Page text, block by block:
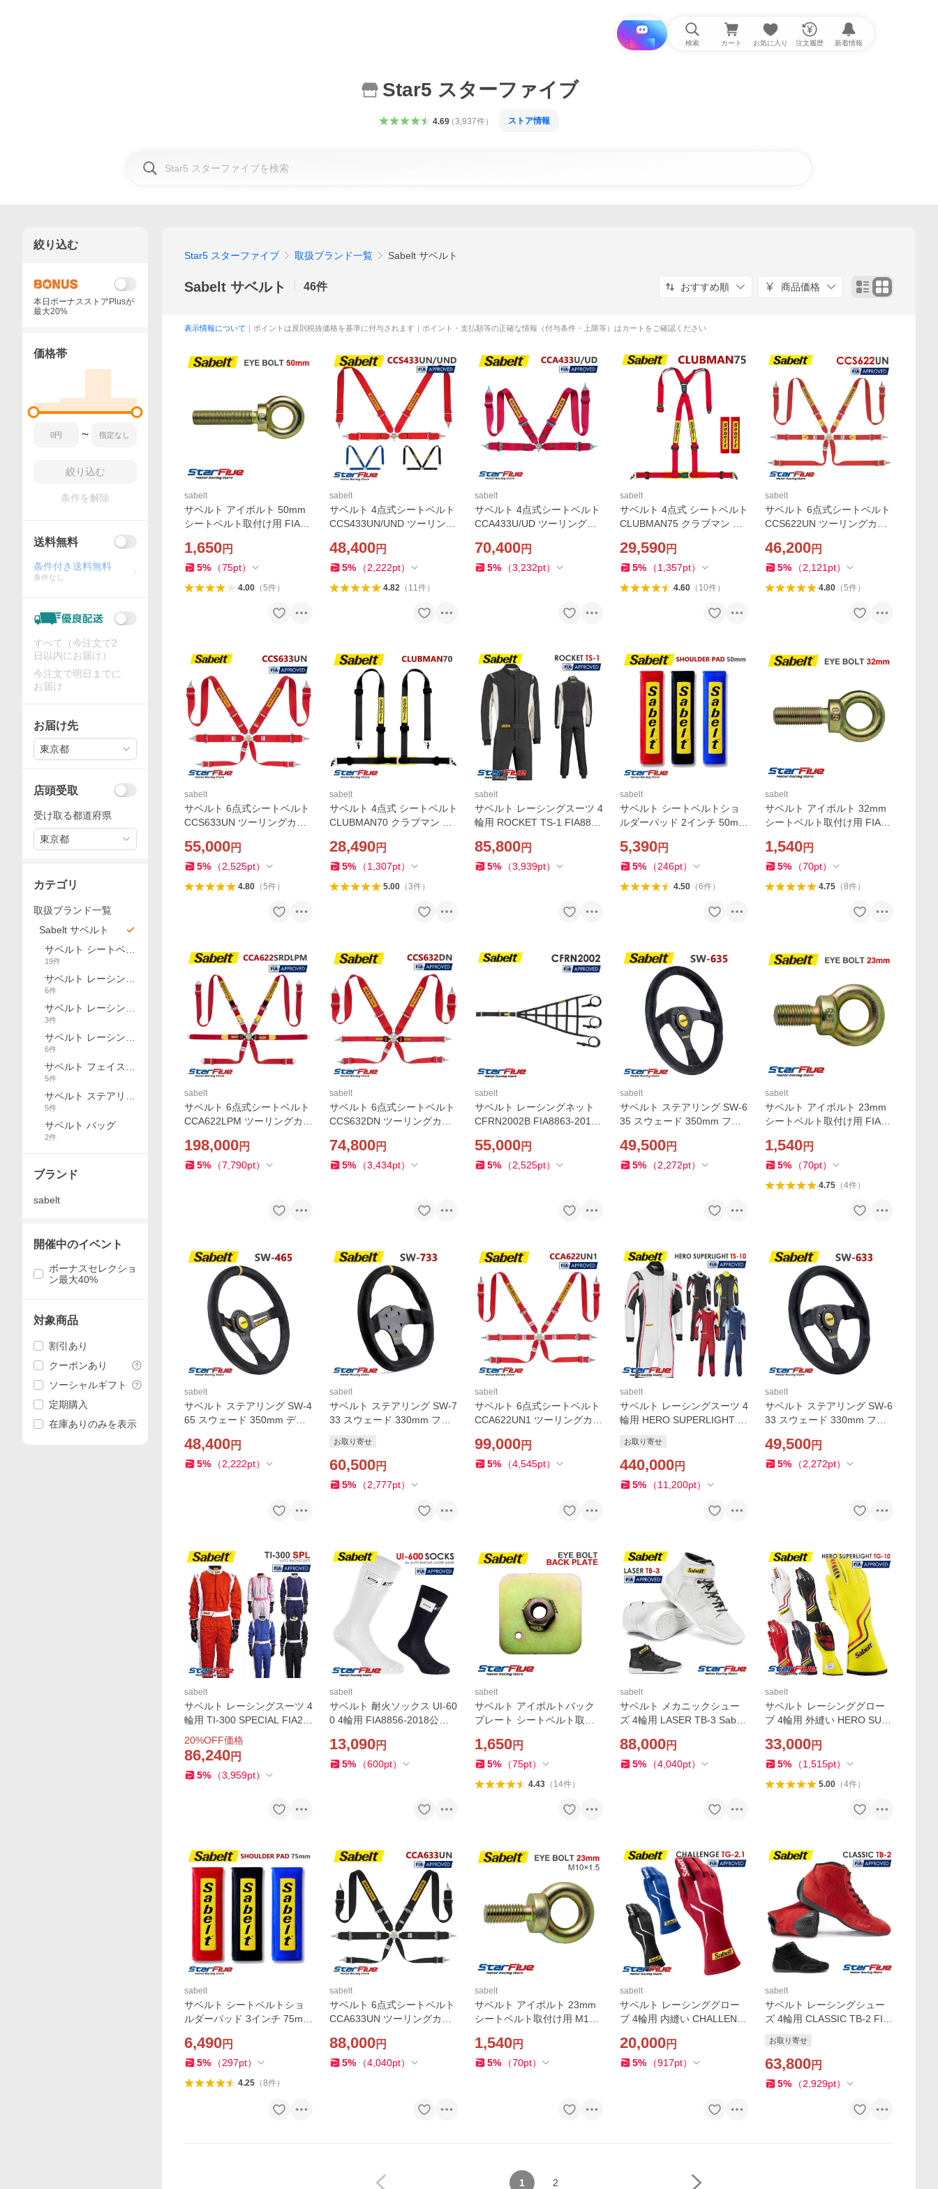
i と探す 検索 カート お気に入り 注文履歴 新着情報
Star5 スターファイブ
4.69（3,937件） ストア情報
Star5 スターファイブ 取扱ブランド一覧 Sabelt サベルト
Sabelt サベルト 46件 おすすめ順 商品価格
表示情報について ｜ポイントは原則税抜価格を基準に付与されます｜ポイント・支払額等の正確な情報（付与条件・上限等）はカートをご確認ください
sabelt
サベルト アイボルト 50mm
シートベルト取付け用 FIA車
belt CCMI0017
1,650円
5% （75pt）
4.00（5件）
sabelt
サベルト 4点式シートベルト
CCS433UN/UND ツーリング
elt 2026年製造モデル
48,400円
5% （2,222pt）
4.82（ 11件）
sabelt
サベルト 4点式シートベルト
CCA433U/UD ツーリングカ
2026年製造モデル
70,400円
5% （3,232pt）
sabelt
サベルト 4点式 シートベルト
CLUBMAN75 クラブマン ハ
29,590円
5% （1,357pt）
4.60（ 10件）
sabelt
サベルト 6点式シートベルト
CCS622UN ツーリングカー
t 2026年製造モデル
46,200円
5% （2,121 pt）
4.80（5件）
sabelt
サベルト 6点式シートベルト
CCS633UN ツーリングカー
t 2026年製造モデル
55,000円
5% （2,525pt）
4.80（5件）
sabelt
サベルト 4点式 シートベルト
CLUBMAN70 クラブマン ハ
28,490円
5% （1,307pt）
5.00（3件）
sabelt
サベルト レーシングスーツ 4
輪用 ROCKET TS-1 FIA8856
85,800円
5% （3,939pt）
sabelt
サベルト シートベルトショ
ルダーパッド 2インチ 50mm
5,390円
5% （246pt）
4.50（6件）
sabelt
サベルト アイボルト 32mm
シートベルト取付け用 FIA車
belt CCMI0018
1,540円
5% （70pt）
4.75（8件）
sabelt
サベルト 6点式シートベルト
CCA622LPM ツーリングカー
t 2026年製造モデル
198,000円
5% （7,790pt）
sabelt
サベルト 6点式シートベルト
CCS632DN ツーリングカー
t 2026年製造モデル
74,800円
5% （3,434pt）
sabelt
サベルト レーシングネット
CFRN2002B FIA8863-2013
ト
55,000円
5% （2,525pt）
sabelt
サベルト ステアリング SW-6
35 スウェード 350mm フラ
49,500円
5% （2,272pt）
sabelt
サベルト アイボルト 23mm
シートベルト取付け用 FIA車
belt 407005
1,540円
5% （70pt）
4.75（4件）
sabelt
サベルト ステアリング SW-4
65 スウェード 350mm ディ
elt
48,400円
5% （2,222pt）
sabelt
サベルト ステアリング SW-7
33 スウェード 330mm フラ
6 Sabelt
お取り寄せ
60,500円
5% （2,777pt）
sabelt
サベルト 6点式シートベルト
CCA622UN1 ツーリングカー
t 2026年製造モデル
99,000円
5% （4,545pt）
sabelt
サベルト レーシングスーツ 4
輪用 HERO SUPERLIGHT T
elt ヒーロースーパーライト
お取り寄せ
440,000円
5% （11,200pt）
sabelt
サベルト ステアリング SW-6
33 スウェード 330mm フラ
49,500円
5% （2,272pt）
sabelt
サベルト レーシングスーツ 4
輪用 TI-300 SPECIAL FIA20
00公認 Sabelt（限定生産モ
デル）
20%OFF価格
86,240円
5% （3,959pt）
sabelt
サベルト 耐火ソックス UI-60
0 4輪用 FIA8856-2018公認 S
13,090円
5% （600pt）
sabelt
サベルト アイボルトバック
プレート シートベルト取付
20 UNF Sabelt CCMI0016
1,650円
5% （75pt）
4.43（ 14件）
sabelt
サベルト メカニックシュー
ズ 4輪用 LASER TB-3 Sabelt
88,000円
5% （4,040pt）
sabelt
サベルト レーシンググロー
ブ 4輪用 外縫い HERO SUP
018公認 ヒーロー スーパー
ライト Sabelt
33,000円
5% （1,515pt）
5.00（4件）
sabelt
サベルト シートベルトショ
ルダーパッド 3インチ 75mm
6,490円
5% （297pt）
4.25（8件）
sabelt
サベルト 6点式シートベルト
CCA633UN ツーリングカー
t 2026年製造モデル
88,000円
5% （4,040pt）
sabelt
サベルト アイボルト 23mm
シートベルト取付け用 M10×
1,540円
5% （70pt）
sabelt
サベルト レーシンググロー
ブ 4輪用 内縫い CHALLENG
チャレンジ Sabelt
20,000円
5% （917pt）
sabelt
サベルト レーシングシュー
ズ 4輪用 CLASSIC TB-2 FIA
abelt
お取り寄せ
63,800円
5% （2,929pt）
1 2
絞り込む
本日ボーナスストアPlusが
最大20%
価格帯
〜
絞り込む
条件を解除
送料無料
条件付き送料無料
条件なし
すべて（今注文で2
日以内にお届け）
今注文で明日までに
お届け
お届け先
東京都
店頭受取
受け取る都道府県
東京都
カテゴリ
取扱ブランド一覧
Sabelt サベルト
サベルト シートベル
ト
19件
サベルト レーシング
スーツ
6件
サベルト レーシング
グローブ
3件
サベルト レーシング
シューズ
6件
サベルト フェイスマ
スク・アンダーウェ
ア
5件
サベルト ステアリン
グホイール
5件
サベルト バッグ
2件
ブランド
sabelt
開催中のイベント
ボーナスセレクショ
ン最大40%
対象商品
割引あり
クーポンあり
ソーシャルギフト
定期購入
在庫ありのみを表示